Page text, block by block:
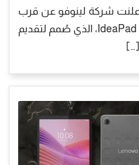
بالأسواق في 2025 أعلنت شركة لينوفو عن قرب
إطلاق جهاز IdeaPad Slim 3 2025، الذي صُمم لتقديم
[…]